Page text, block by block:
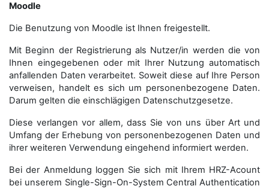
Moodle
Die Benutzung von Moodle ist Ihnen freigestellt.
Mit Beginn der Registrierung als Nutzer/in werden die von
Ihnen eingegebenen oder mit Ihrer Nutzung automatisch
anfallenden Daten verarbeitet. Soweit diese auf Ihre Person
verweisen, handelt es sich um personenbezogene Daten.
Darum gelten die einschlägigen Datenschutzgesetze.
Diese verlangen vor allem, dass Sie von uns über Art und
Umfang der Erhebung von personenbezogenen Daten und
ihrer weiteren Verwendung eingehend informiert werden.
Bei der Anmeldung loggen Sie sich mit Ihrem HRZ-Acount
bei unserem Single-Sign-On-System Central Authentication